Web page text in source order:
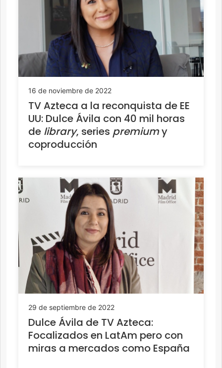
16 de noviembre de 2022
TV Azteca a la reconquista de EE
UU: Dulce Ávila con 40 mil horas
de library, series premiumy
coproducción
29 de septiembre de 2022
Dulce Ávila de TV Azteca:
Focalizados en LatAm pero con
miras a mercados como España